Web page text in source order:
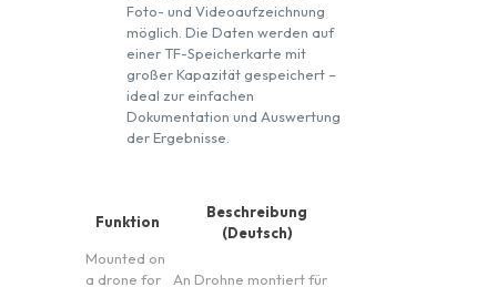
Foto- und Videoaufzeichnung
möglich. Die Daten werden auf
einer TF-Speicherkarte mit
großer Kapazität gespeichert –
ideal zur einfachen
Dokumentation und Auswertung
der Ergebnisse.
Funktion
Beschreibung
(Deutsch)
Mounted on
a drone for
An Drohne montiert für